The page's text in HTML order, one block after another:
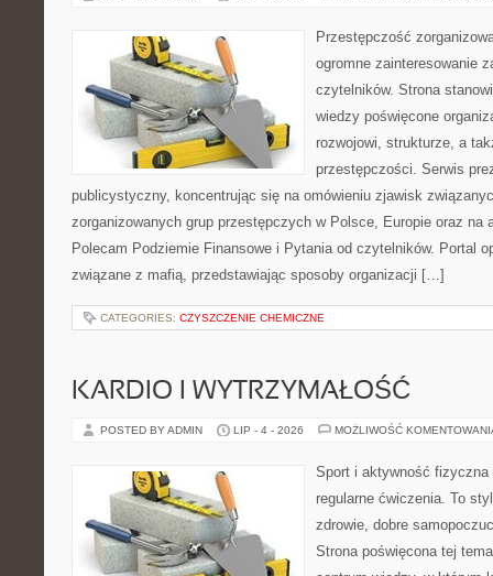
Przestępczość
ogromne zainteresowanie
czytelników. Strona
wiedzy poświęcone
rozwojowi, strukturze, a
przestępczości. Serwis
publicystyczny, koncentrując się na omówieniu zjawisk
zorganizowanych grup przestępczych w Polsce, Europie oraz na
Polecam Podziemie Finansowe i Pytania od czytelników. Portal
związane z mafią, przedstawiając sposoby organizacji […]
CATEGORIES: CZYSZCZENIE CHEMICZNE
KARDIO I WYTRZYMAŁOŚĆ
POSTED BY ADMIN LIP - 4 - 2026 MOŻLIWOŚĆ
Sport i aktywność
regularne ćwiczenia. To
zdrowie, dobre
Strona poświęcona tej